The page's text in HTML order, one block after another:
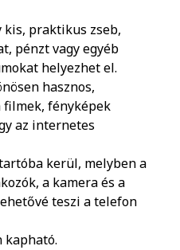
praktikus zseb,
pénzt vagy egyéb
helyezhet el.
hasznos,
fényképek
az internetes
kerül, melyben a
a kamera és a
teszi a telefon
kapható.